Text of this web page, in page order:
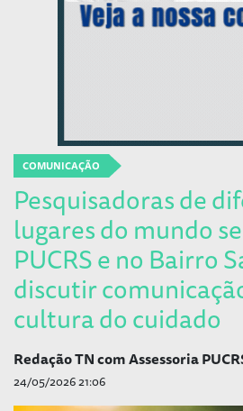
COMUNICAÇÃO
Pesquisadoras de
lugares do mundo
PUCRS e no Bairro
discutir
cultura do cuidado
Redação TN com Assessoria
24/05/2026 21:06